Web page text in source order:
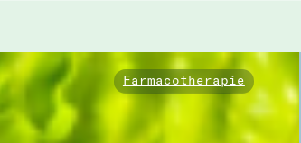
Farmacotherapie